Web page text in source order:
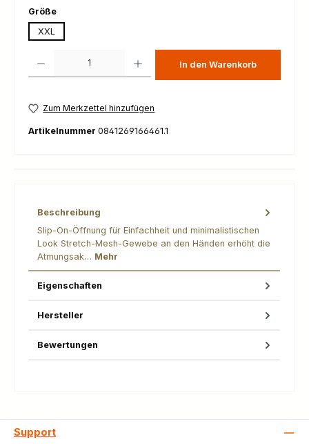
Größeauswählen
XXL
In den Warenkorb
Zum Merkzettel hinzufügen
Artikelnummer 0841269166461.1
Beschreibung
Slip-On-Öffnung für Einfachheit und minimalistischen
Look Stretch-Mesh-Gewebe an den Händen erhöht die
Atmungsak… Mehr
Eigenschaften
Hersteller
Bewertungen
Support